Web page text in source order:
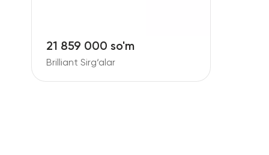
21 859 000 so'm
Brilliant Sirg‘alar